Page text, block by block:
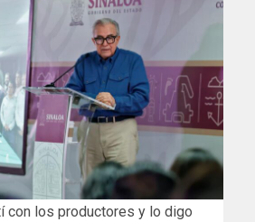
con los productores y lo digo